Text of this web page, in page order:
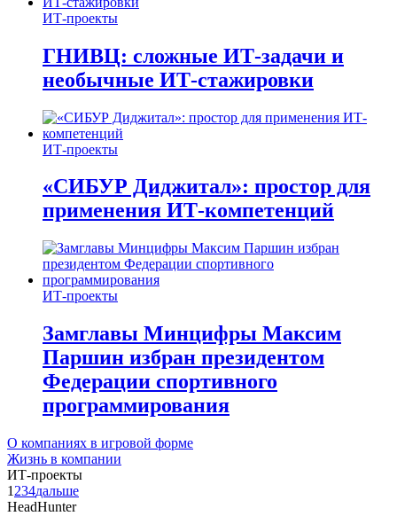
ИТ-проекты
ГНИВЦ: сложные ИТ‑задачи и
необычные ИТ‑стажировки
ИТ-проекты
«СИБУР Диджитал»: простор для
применения ИТ-компетенций
ИТ-проекты
Замглавы Минцифры Максим
Паршин избран президентом
Федерации спортивного
программирования
О компаниях в игровой форме
Жизнь в компании
ИТ-проекты
1 234дальше
HeadHunter